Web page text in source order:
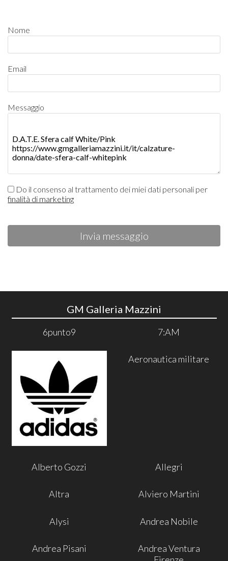
Nome
Email
Messaggio
Do il consenso al trattamento dei miei dati personali per
finalità di marketing
Invia messaggio
GM Galleria Mazzini
6punto9 7:AM
Aeronautica militare
Alberto Gozzi Allegri
Altra Alviero Martini
Alysi Andrea Nobile
Andrea Pisani
Andrea Ventura